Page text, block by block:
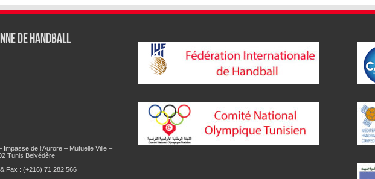
de Handball
de l’Aurore – Mutuelle Ville –
Tunis Belvédère
Fax : (+216) 71 282 566